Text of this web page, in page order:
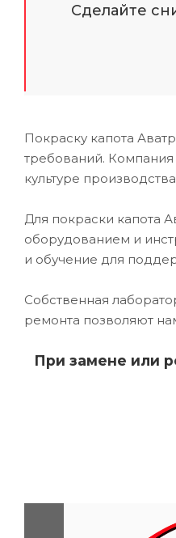
Сделайте
Покраску капота
требований. Компания
культуре
Для покраски капота
оборудованием и
и обучение для
Собственная
ремонта позволяют
При замене или